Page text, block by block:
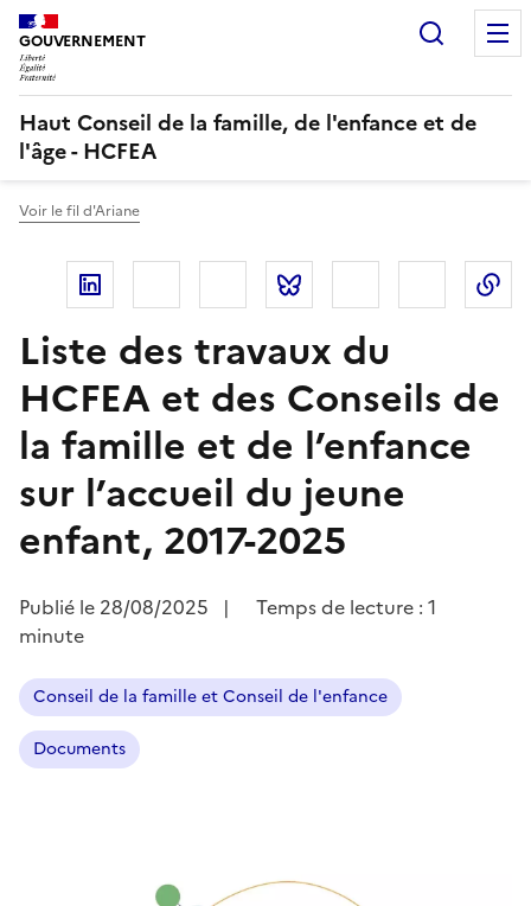
GOUVERNEMENT
Haut Conseil de la famille, de l'enfance et de
l'âge - HCFEA
Voir le fil d'Ariane
Twitter Courriel
Liste des travaux du
HCFEA et des Conseils de
la famille et de l’enfance
sur l’accueil du jeune
enfant, 2017-2025
Publié le 28/08/2025 |
Temps de lecture : 1
minute
Conseil de la famille et Conseil de l'enfance
Documents